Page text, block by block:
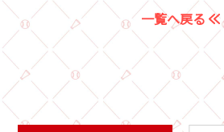
一覧へ戻る